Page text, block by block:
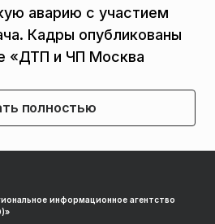
аварию с участием
Кадры опубликованы
«ДТП и ЧП Москва
полностью
информационное агентство